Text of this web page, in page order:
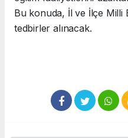
Bu konuda, İl ve İlçe Milli
tedbirler alınacak.